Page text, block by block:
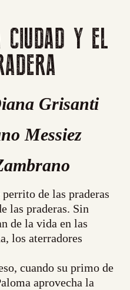
Y EL
Grisanti
Messiez
de las praderas
las praderas. Sin
de la vida en las
los aterradores
cuando su primo de
aprovecha la